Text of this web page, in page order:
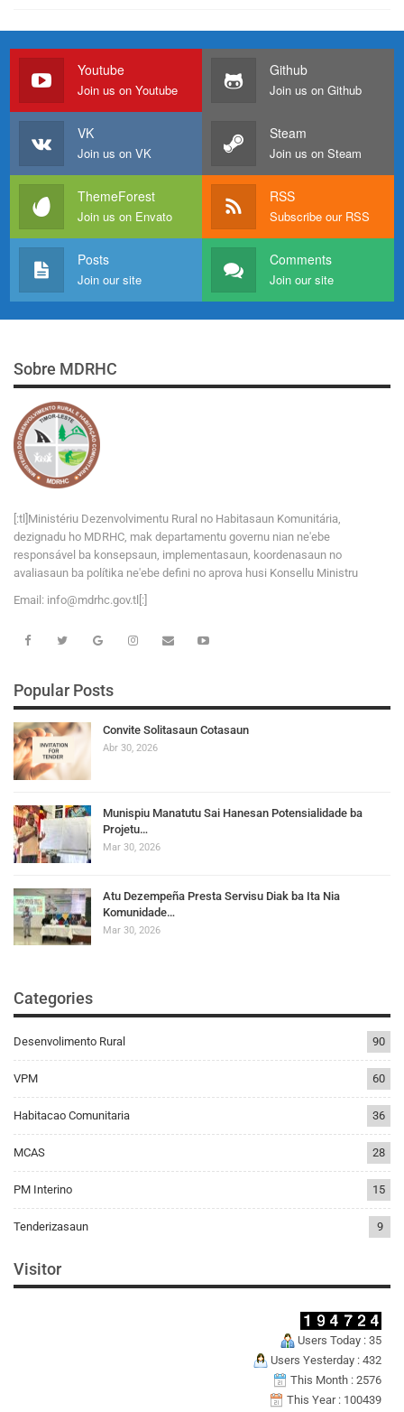
Youtube
Join us on Youtube
Github
Join us on Github
VK
Join us on VK
Steam
Join us on Steam
ThemeForest
Join us on Envato
RSS
Subscribe our RSS
Posts
Join our site
Comments
Join our site
Sobre MDRHC
[:tl]Ministériu Dezenvolvimentu Rural no Habitasaun Komunitária,
dezignadu ho MDRHC, mak departamentu governu nian ne'ebe
responsável ba konsepsaun, implementasaun, koordenasaun no
avaliasaun ba polítika ne'ebe defini no aprova husi Konsellu Ministru
Email: info@mdrhc.gov.tl[:]
Popular Posts
Convite Solitasaun Cotasaun
Abr 30, 2026
Munispiu Manatutu Sai Hanesan Potensialidade ba
Projetu…
Mar 30, 2026
Atu Dezempeña Presta Servisu Diak ba Ita Nia
Komunidade…
Mar 30, 2026
Categories
Desenvolimento Rural 90
VPM 60
Habitacao Comunitaria 36
MCAS 28
PM Interino 15
Tenderizasaun 9
Visitor
Users Today : 35
Users Yesterday : 432
This Month : 2576
This Year : 100439